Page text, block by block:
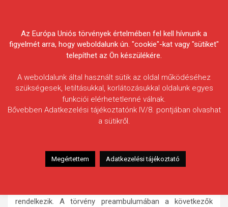
Egyesületek Szövetsége
HÍREK
Új egyesülési törvény
Az Országgyűlés 2011. december 5-i
ülésnapján elfogadta a 2011. évi CLXXV. törvényt, mely „az
rendelkezik. A törvény preambulumában a következők
Az Európa Uniós törvények értelmében fel kell hívnunk a
figyelmét arra, hogy weboldalunk ún. "cookie"-kat vagy "sütiket"
telepíthet az Ön készülékére.
A weboldalunk által használt sütik az oldal működéséhez
szükségesek, letiltásukkal, korlátozásukkal oldalunk egyes
funkciói elérhetetlenné válnak.
Bővebben Adatkezelési tájékoztatónk IV/8. pontjában olvashat
a sütikről.
Megértettem Adatkezelési tájékoztató